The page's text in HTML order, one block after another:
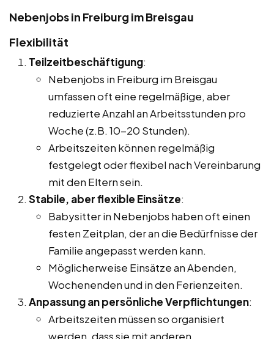
Nebenjobs in Freiburg im Breisgau
Flexibilität
Teilzeitbeschäftigung:
Nebenjobs in Freiburg im Breisgau
umfassen oft eine regelmäßige, aber
reduzierte Anzahl an Arbeitsstunden pro
Woche (z.B. 10-20 Stunden).
Arbeitszeiten können regelmäßig
festgelegt oder flexibel nach Vereinbarung
mit den Eltern sein.
Stabile, aber flexible Einsätze:
Babysitter in Nebenjobs haben oft einen
festen Zeitplan, der an die Bedürfnisse der
Familie angepasst werden kann.
Möglicherweise Einsätze an Abenden,
Wochenenden und in den Ferienzeiten.
Anpassung an persönliche Verpflichtungen:
Arbeitszeiten müssen so organisiert
werden, dass sie mit anderen